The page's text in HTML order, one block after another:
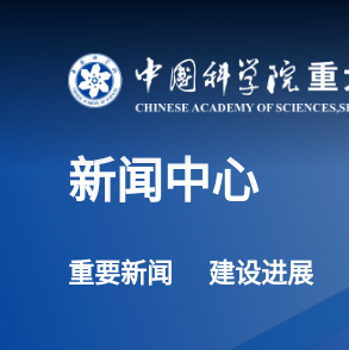
新闻中心
重要新闻 建设进展